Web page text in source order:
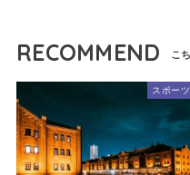
RECOMMEND
スポーツ